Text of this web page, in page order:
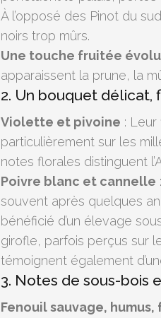
À l’opposé des Pinot du
noirs trop mûrs.
Une touche fruitée
apparaissent la prune, la
2. Un bouquet délicat,
Violette et pivoine : Leur
particulièrement sur les
notes florales distinguent
Poivre blanc et cannelle
souvent après quelques
bénéficié d’un élevage
girofle, parfois perçus sur
témoignent également
3. Notes de sous-bois
Fenouil sauvage,